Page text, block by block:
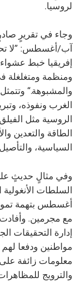
لروسيا.
آب/أغسطس: ”لا
إفريقيا خبط
ومنظمة
والمشبوهة.“
الغرب ونفوذه،
الروسية مثل
الطاقة والتعدين
السياسية،
وفي مثالٍ حديثٍ
السلطات
أغسطس بتهمة
مع مجرمين.
إدارة التحقيقات
مواطنين ودفعا لهم
معلومات زائفة على
والترويج